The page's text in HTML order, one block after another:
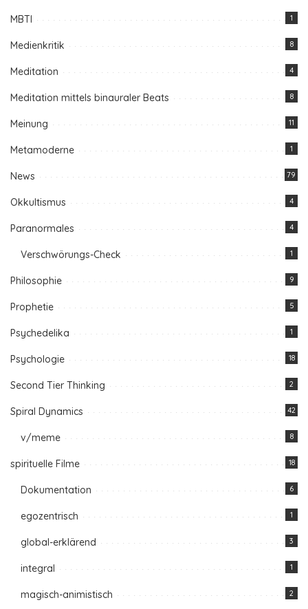
MBTI 1
Medienkritik 8
Meditation 4
Meditation mittels binauraler Beats 8
Meinung 11
Metamoderne 1
News 79
Okkultismus 4
Paranormales 4
Verschwörungs-Check 1
Philosophie 9
Prophetie 5
Psychedelika 1
Psychologie 18
Second Tier Thinking 2
Spiral Dynamics 42
v/meme 8
spirituelle Filme 18
Dokumentation 6
egozentrisch 1
global-erklärend 3
integral 1
magisch-animistisch 2